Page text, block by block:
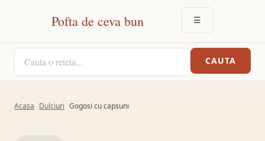
Pofta de ceva bun ☰DESCHIDE
CAUTA O RETETA
CAUTA
Acasa Dulciuri Gogosi cu capsuni